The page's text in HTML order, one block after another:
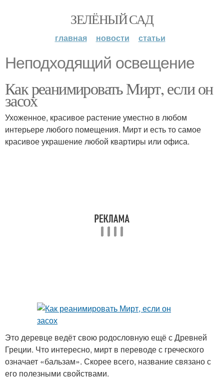
ЗЕЛЁНЫЙ САД
главная новости статьи
Неподходящий освещение
Как реанимировать Мирт, если он
засох
Ухоженное, красивое растение уместно в любом
интерьере любого помещения. Мирт и есть то самое
красивое украшение любой квартиры или офиса.
Это деревце ведёт свою родословную ещё с Древней
Греции. Что интересно, мирт в переводе с греческого
означает «бальзам». Скорее всего, название связано с
его полезными свойствами.